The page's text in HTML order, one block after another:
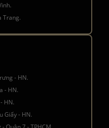
Trang.
- HN.
- HN.
HN.
Giấy - HN.